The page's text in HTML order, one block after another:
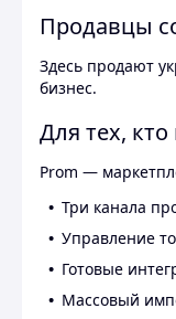
Продавцы
Здесь продают
бизнес.
Для тех,
Prom —
Три канала
Управление
Готовые
Массовый